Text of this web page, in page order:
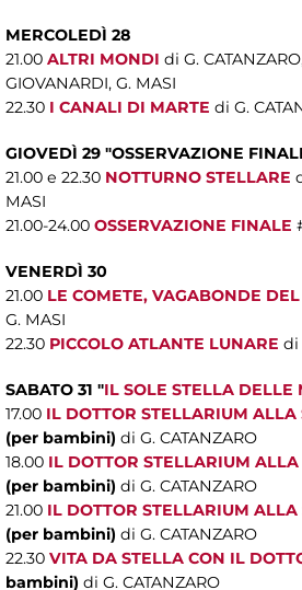
MERCOLEDÌ 28
21.00 ALTRI MONDI di G.
GIOVANARDI, G. MASI
22.30 I CANALI DI MARTE di G.
GIOVEDÌ 29 "OSSERVAZIONE
21.00 e 22.30 NOTTURNO STELLARE
MASI
21.00-24.00 OSSERVAZIONE FINALE
VENERDÌ 30
21.00 LE COMETE, VAGABONDE
G. MASI
22.30 PICCOLO ATLANTE LUNARE di
SABATO 31 "IL SOLE STELLA DELLE
17.00 IL DOTTOR STELLARIUM ALLA
(per bambini) di G. CATANZARO
18.00 IL DOTTOR STELLARIUM ALLA
(per bambini) di G. CATANZARO
21.00 IL DOTTOR STELLARIUM ALLA
(per bambini) di G. CATANZARO
22.30 VITA DA STELLA CON IL
bambini) di G. CATANZARO